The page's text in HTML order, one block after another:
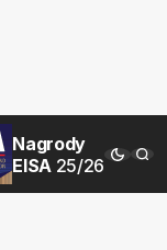
Nagrody
EISA 25/26